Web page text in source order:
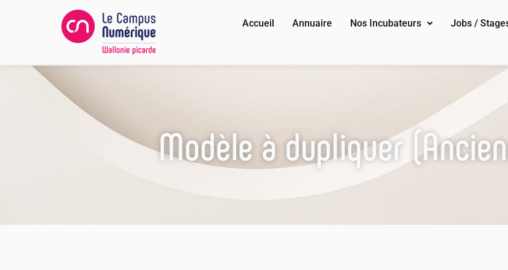
Accueil Annuaire Nos Incubateurs Jobs /
Modèle à dupliquer